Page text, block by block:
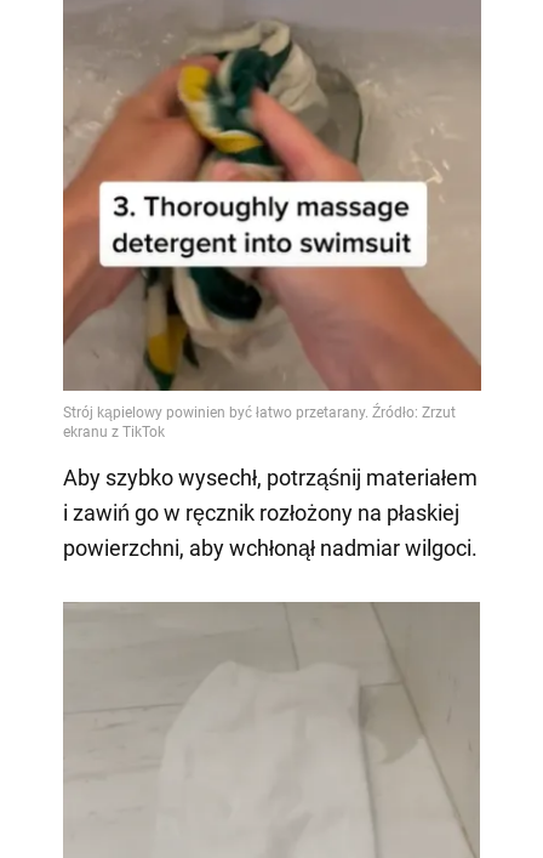
Aby szybko wysechł, potrząśnij materiałem
i zawiń go w ręcznik rozłożony na płaskiej
powierzchni, aby wchłonął nadmiar wilgoci.